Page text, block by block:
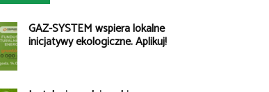
GAZ-SYSTEM wspiera lokalne
inicjatywy ekologiczne. Aplikuj!